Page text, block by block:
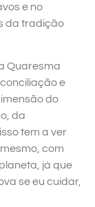
e no
da tradição
Quaresma
e
do
da
tem a ver
com
já que
se eu cuidar,